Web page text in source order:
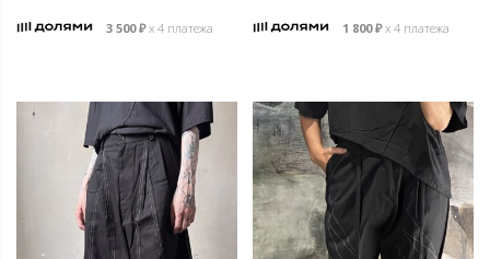
3 500₽х 4 платежа 1 800₽х 4 платежа